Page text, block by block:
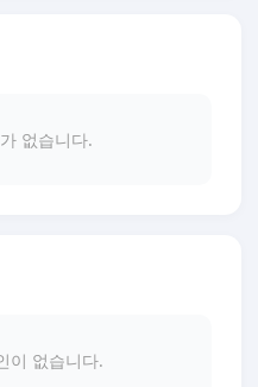
없습니다.
이 없습니다.